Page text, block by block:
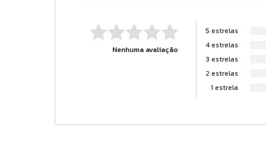
Nenhuma avaliação
5 estrelas
4 estrelas
3 estrelas
2 estrelas
1 estrela